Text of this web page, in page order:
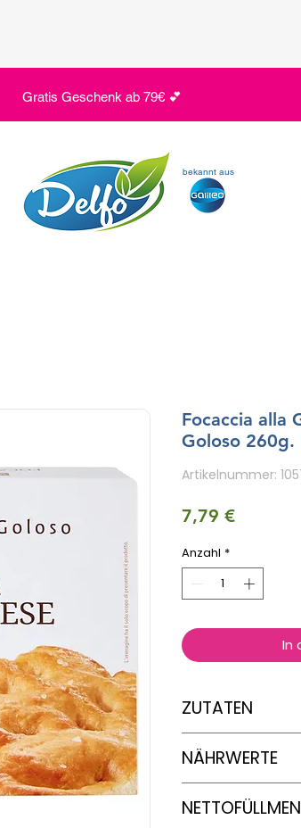
Gratis Geschenk ab 79€ 💕
bekannt aus
Focaccia alla
Goloso 260g.
Artikelnummer:
7,79 €Preis
Anzahl *
In
ZUTATEN
Bierhefe; WEIZEN-
Spuren von SOJA,
enthalten
NÄHRWERTE